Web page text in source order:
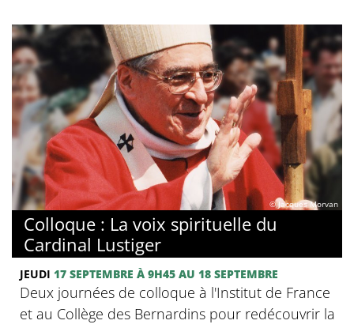
© Jacques Morvan
Colloque : La voix spirituelle du
Cardinal Lustiger
JEUDI 17 SEPTEMBRE À 9H45 AU 18 SEPTEMBRE
Deux journées de colloque à l'Institut de France
et au Collège des Bernardins pour redécouvrir la